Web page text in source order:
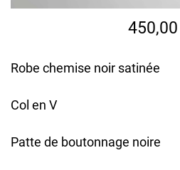
450,00
Robe chemise noir satinée
Col en V
Patte de boutonnage noire